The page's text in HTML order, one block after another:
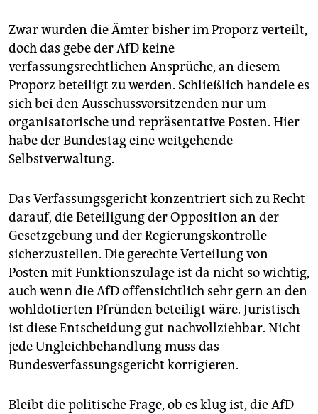
Zwar wurden die Ämter bisher im Proporz verteilt,
doch das gebe der AfD keine
verfassungsrechtlichen Ansprüche, an diesem
Proporz beteiligt zu werden. Schließlich handele es
sich bei den Ausschussvorsitzenden nur um
organisatorische und repräsentative Posten. Hier
habe der Bundestag eine weitgehende
Selbstverwaltung.
Das Verfassungsgericht konzentriert sich zu Recht
darauf, die Beteiligung der Opposition an der
Gesetzgebung und der Regierungskontrolle
sicherzustellen. Die gerechte Verteilung von
Posten mit Funktionszulage ist da nicht so wichtig,
auch wenn die AfD offensichtlich sehr gern an den
wohldotierten Pfründen beteiligt wäre. Juristisch
ist diese Entscheidung gut nachvollziehbar. Nicht
jede Ungleichbehandlung muss das
Bundesverfassungsgericht korrigieren.
Bleibt die politische Frage, ob es klug ist, die AfD